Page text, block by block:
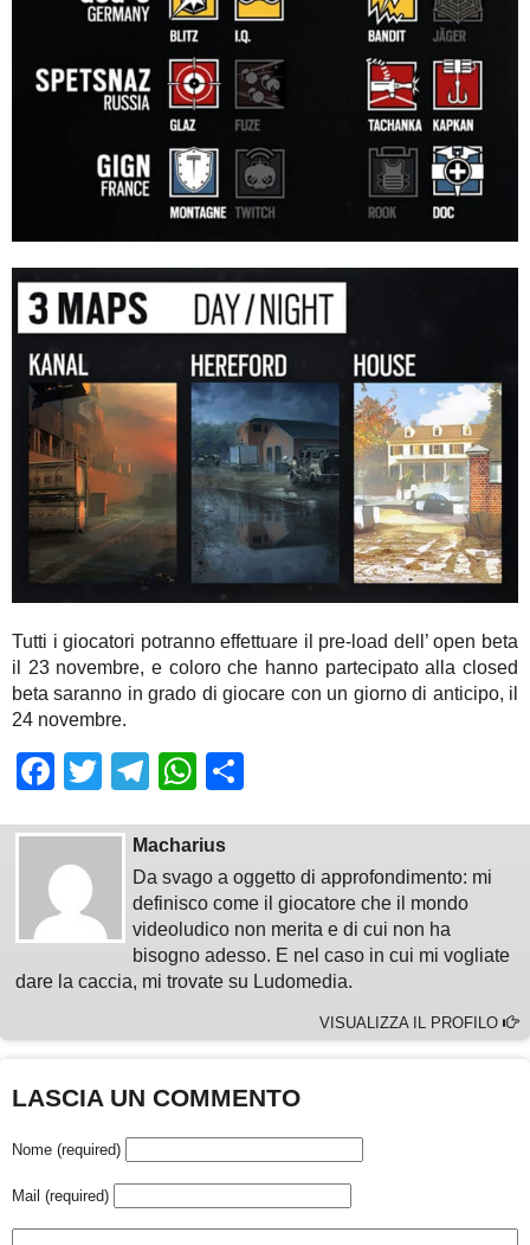
Tutti i giocatori potranno effettuare il pre-load dell’ open beta
il 23 novembre, e coloro che hanno partecipato alla closed
beta saranno in grado di giocare con un giorno di anticipo, il
24 novembre.
Facebook
TwitterTelegram
WhatsApp
Macharius
Da svago a oggetto di approfondimento: mi
definisco come il giocatore che il mondo
videoludico non merita e di cui non ha
bisogno adesso. E nel caso in cui mi vogliate
dare la caccia, mi trovate su Ludomedia.
VISUALIZZA IL PROFILO
LASCIA UN COMMENTO
Nome (required)
Mail (required)